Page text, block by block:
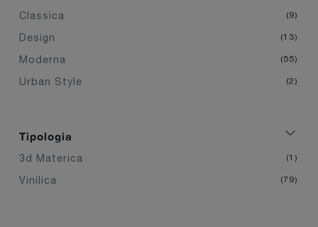
Classica 9
Design 13
Moderna 55
Urban Style 2
Tipologia
3d Materica 1
Vinilica 79